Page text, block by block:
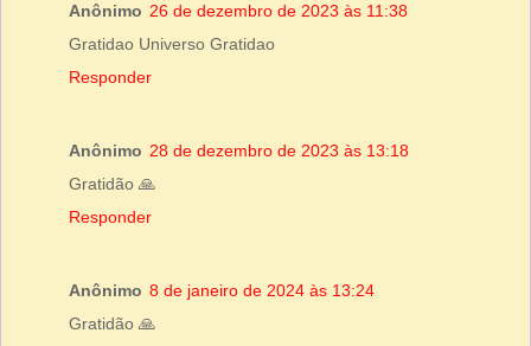
Anônimo 26 de dezembro de 2023 às 11:38
Gratidao Universo Gratidao
Responder
Anônimo 28 de dezembro de 2023 às 13:18
Gratidão 🙏
Responder
Anônimo 8 de janeiro de 2024 às 13:24
Gratidão 🙏